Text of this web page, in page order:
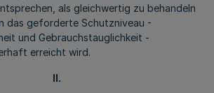
als gleichwertig zu behandeln
das geforderte Schutzniveau -
und Gebrauchstauglichkeit -
erreicht wird.
II.